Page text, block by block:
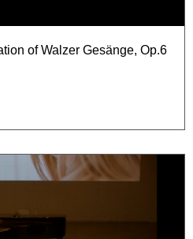
of Walzer Gesänge, Op.6